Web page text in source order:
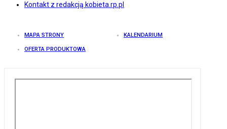
Kontakt z redakcją kobieta.rp.pl
MAPA STRONY KALENDARIUM
OFERTA PRODUKTOWA